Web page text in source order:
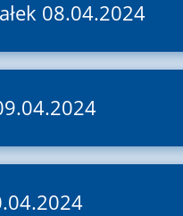
08.04.2024